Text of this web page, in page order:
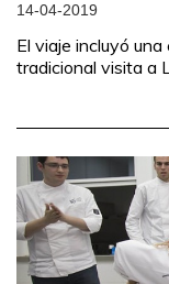
14-04-2019
El viaje incluyó
tradicional visita a